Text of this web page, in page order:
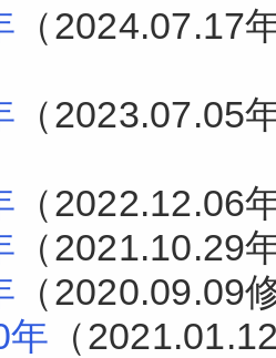
（2024.07.17
（2023.07.05
（2022.12.06
（2021.10.29
（2020.09.09
年 （